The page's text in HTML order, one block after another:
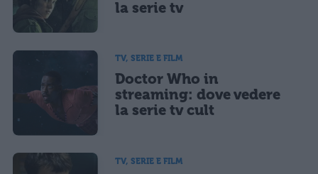
la serie tv
TV, SERIE E FILM
Doctor Who in
streaming: dove vedere
la serie tv cult
TV, SERIE E FILM